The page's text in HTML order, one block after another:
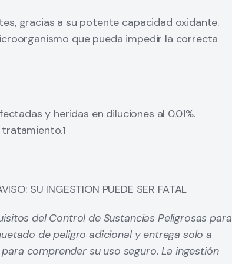
de exposición a los mismos es
esterilizantes químicos. Un mismo
nivel, nivel intermedio o bajo nivel de
remoción física del material orgánico,
el equipamiento y cada material deberá
de uso en relación al paciente. En todo
un programa de prevención y control
seguro1.
con una toxicidad suficientemente baja
directamente sobre la piel, las
gracias a su potente capacidad oxidante.
que pueda impedir la correcta
y heridas en diluciones al 0.01%.
SU INGESTION PUEDE SER FATAL
del Control de Sustancias Peligrosas para
de peligro adicional y entrega solo a
comprender su uso seguro. La ingestión